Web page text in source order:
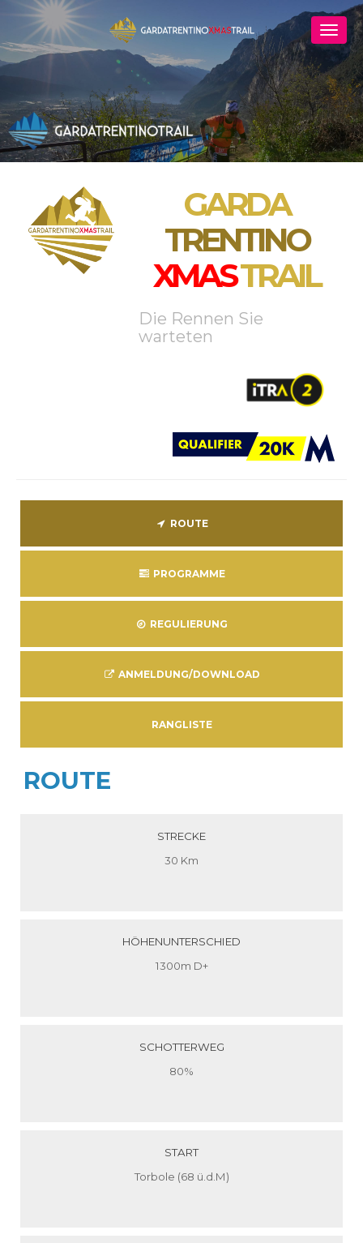
GARDA
TRENTINO
XMASTRAIL
Die Rennen Sie
warteten
ROUTE
PROGRAMME
REGULIERUNG
ANMELDUNG/DOWNLOAD
RANGLISTE
ROUTE
STRECKE
30 Km
HÖHENUNTERSCHIED
1300m D+
SCHOTTERWEG
80%
START
Torbole (68 ü.d.M)